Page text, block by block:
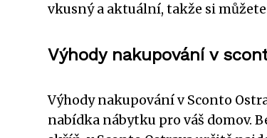
vkusný a aktuální, takže si
Výhody nakupování v
Výhody nakupování v Sconto
nabídka nábytku pro váš domov.